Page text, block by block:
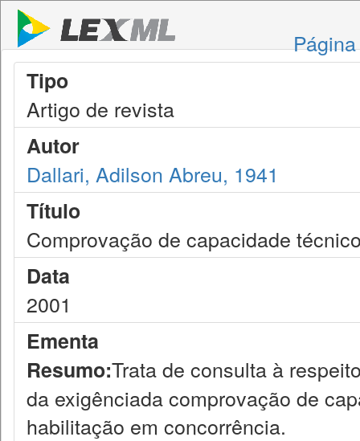
Tipo
Artigo de revista
Autor
Dallari, Adilson Abreu, 1941
Título
Comprovação de capacidade
Data
2001
Ementa
Resumo:Trata de consulta à
da exigênciada comprovação de
habilitação em concorrência.